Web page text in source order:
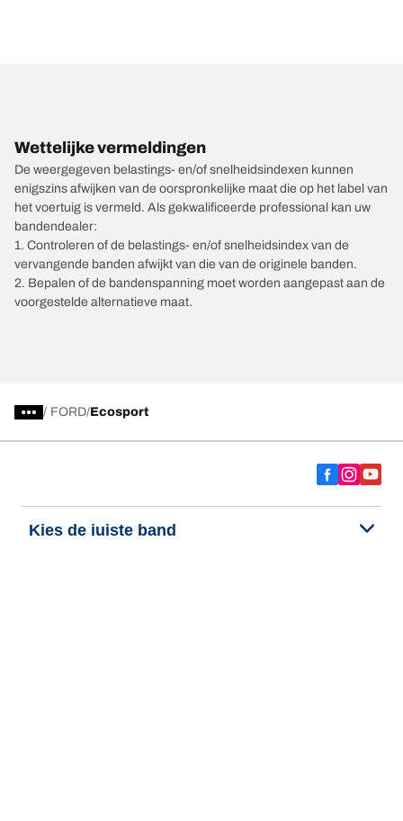
Wettelijke vermeldingen
De weergegeven belastings- en/of snelheidsindexen kunnen
enigszins afwijken van de oorspronkelijke maat die op het label van
het voertuig is vermeld. Als gekwalificeerde professional kan uw
bandendealer:
1. Controleren of de belastings- en/of snelheidsindex van de
vervangende banden afwijkt van die van de originele banden.
2. Bepalen of de bandenspanning moet worden aangepast aan de
voorgestelde alternatieve maat.
/ FORD Ecosport
Kies de juiste band